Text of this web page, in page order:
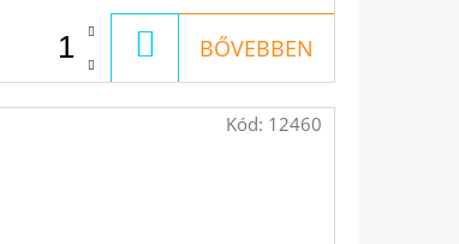
KOSÁRBA
BŐVEBBEN
Kód: 12460